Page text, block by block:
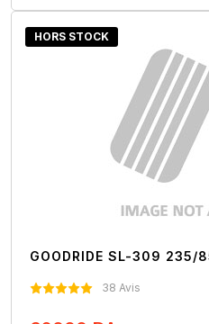
HORS STOCK
GOODRIDE SL-309 235/
38 Avis